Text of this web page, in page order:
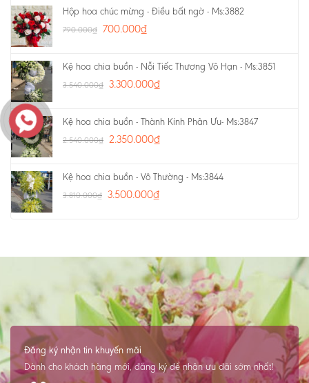
Hộp hoa chúc mừng - Điều bất ngờ - Ms:3882
790.000₫ 700.000₫
Kệ hoa chia buồn - Nỗi Tiếc Thương Vô Hạn - Ms:3851
3.540.000₫ 3.300.000₫
Kệ hoa chia buồn - Thành Kính Phân Ưu- Ms:3847
2.540.000₫ 2.350.000₫
Kệ hoa chia buồn - Vô Thường - Ms:3844
3.810.000₫ 3.500.000₫
Đăng ký nhận tin khuyến mãi
Dành cho khách hàng mới, đăng ký để nhận ưu đãi sớm nhất!